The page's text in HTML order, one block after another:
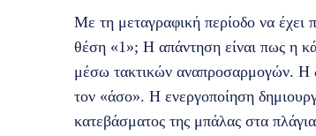
Με τη μεταγραφική περίοδο να έχει
θέση «1»; Η απάντηση είναι πως η
μέσω τακτικών αναπροσαρμογών. Η
τον «άσο». Η ενεργοποίηση
κατεβάσματος της μπάλας στα